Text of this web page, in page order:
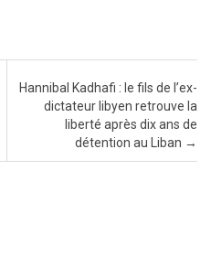
Hannibal Kadhafi : le fils de l’ex-
dictateur libyen retrouve la
liberté après dix ans de
détention au Liban →